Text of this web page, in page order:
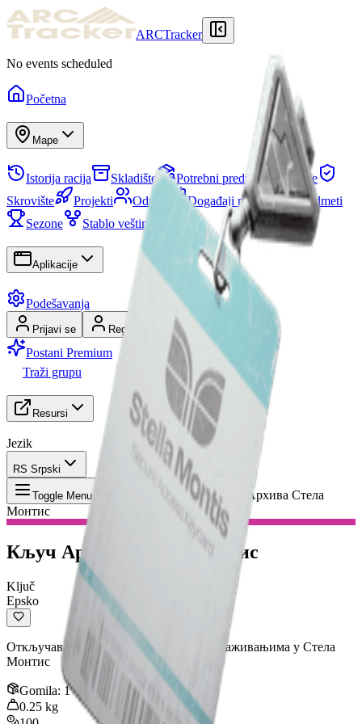
ARCTracker
No events scheduled
Početna
Mape
Istorija racija Skladište Potrebni predmeti
Misije
Skrovište
Projekti Odredi Događaji na mapi
Predmeti
Sezone
Stablo veština
Aplikacije
Podešavanja
Prijavi se Registruj se
Postani Premium
Traži grupu
Resursi
Jezik
RS Srpski
Toggle Menu Predmet:Кључ Архива Стела
Монтис
Кључ Архива Стела Монтис
Ključ
Epsko
Откључава врата у Медицинским Истраживањима у Стела
Монтис
Gomila: 1
0.25 kg